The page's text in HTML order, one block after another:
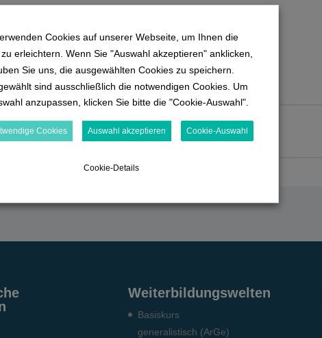
Lernen!
Weiterbildungswelten
Basiskurs
generalistisch (ArGe)
Cookies auf unserer Webseite, um Ihnen die
erleichtern. Wenn Sie "Auswahl akzeptieren" anklicken,
Sie uns, die ausgewählten Cookies zu speichern.
sind ausschließlich die notwendigen Cookies. Um
anzupassen, klicken Sie bitte die "Cookie-Auswahl".
Cookies Auswahl akzeptieren Cookie-Auswahl
Cookie-Details